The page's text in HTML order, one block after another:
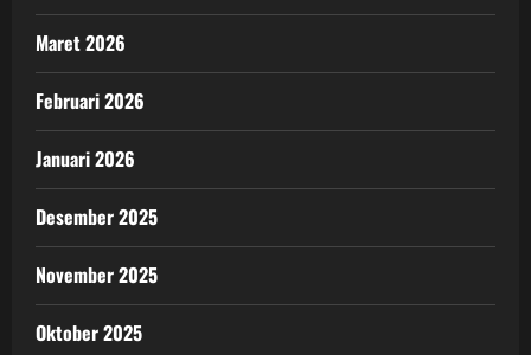
Maret 2026
Februari 2026
Januari 2026
Desember 2025
November 2025
Oktober 2025